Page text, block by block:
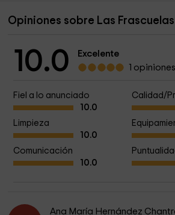
Opiniones sobre Las Frascuelas
10.0
Excelente
1 opiniones
Fiel a lo anunciado
10.0
Calidad/
Limpieza
10.0
Comunicación
10.0
Ana María Hernández